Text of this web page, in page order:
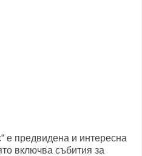
е предвидена и интересна
включва събития за